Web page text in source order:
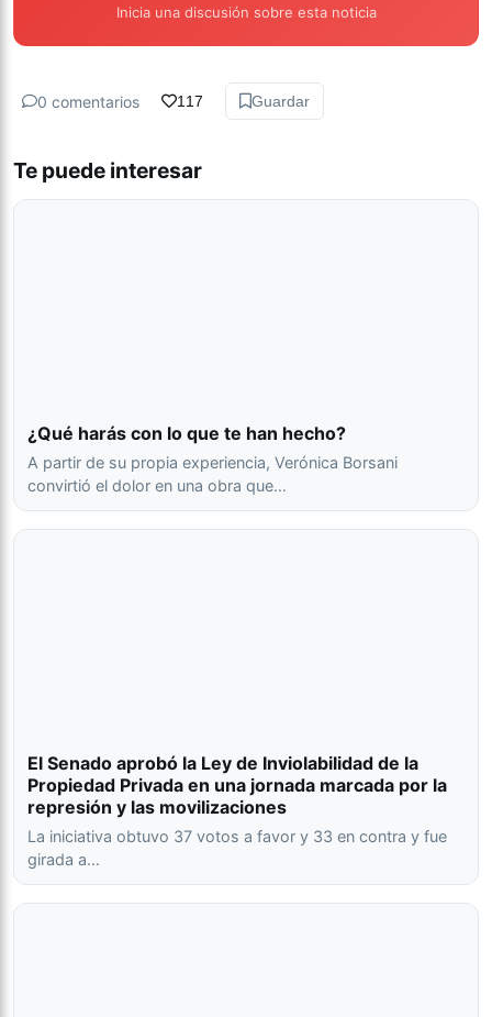
Inicia una discusión sobre esta noticia
0 comentarios 117 Guardar
Te puede interesar
¿Qué harás con lo que te han hecho?
A partir de su propia experiencia, Verónica Borsani
convirtió el dolor en una obra que…
El Senado aprobó la Ley de Inviolabilidad de la
Propiedad Privada en una jornada marcada por la
represión y las movilizaciones
La iniciativa obtuvo 37 votos a favor y 33 en contra y fue
girada a…